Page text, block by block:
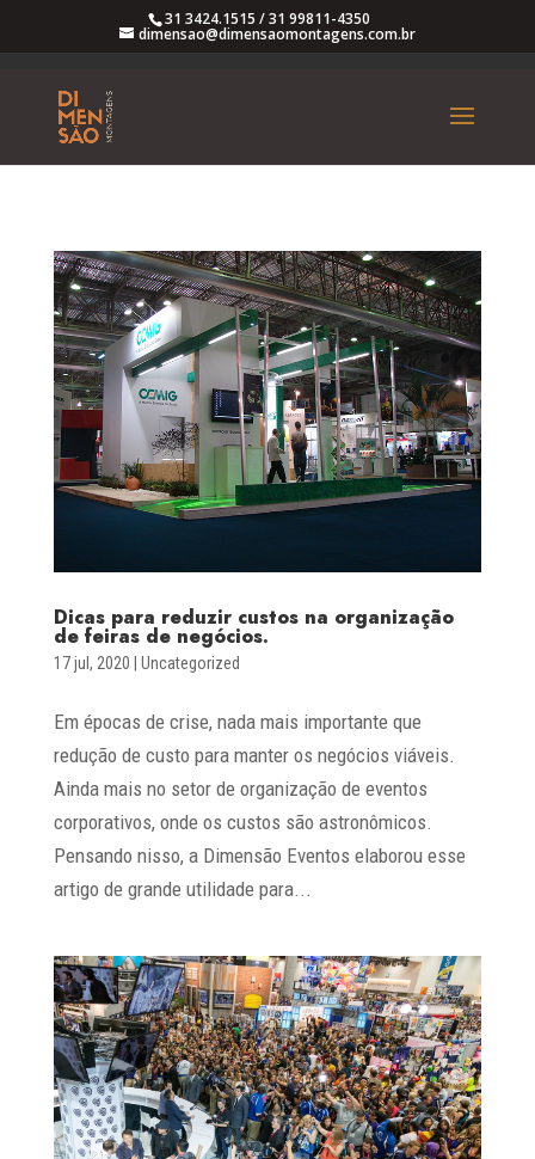
31 3424.1515 /31 99811-4350
dimensao@dimensaomontagens.com.br
Dicas para reduzir custos na organização
de feiras de negócios.
17 jul, 2020 Uncategorized
Em épocas de crise, nada mais importante que
redução de custo para manter os negócios viáveis.
Ainda mais no setor de organização de eventos
corporativos, onde os custos são astronômicos.
Pensando nisso, a Dimensão Eventos elaborou esse
artigo de grande utilidade para...